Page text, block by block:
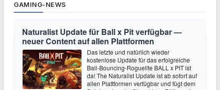
GAMING-NEWS
Naturalist Update für Ball x Pit verfügbar —
neuer Content auf allen Plattformen
Das letzte und natürlich wieder
kostenlose Update für das erfolgreiche
Ball-Bouncing-Roguelite BALL x PIT ist
da! The Naturalist Update ist ab sofort auf
allen Plattformen verfügbar und fügt dem